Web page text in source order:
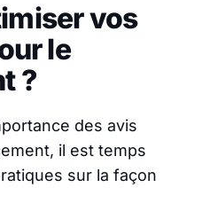
vos
le
?
des avis
il est temps
sur la façon